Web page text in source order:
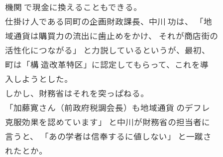
機関 で現金に換えることもできる。
仕掛け人である同町の企画財政課長、中川 功は、 「地
域通貨は購買力の流出に歯止めをかけ、 それが商店街の
活性化につながる」 と力説しているというが、最初、
町は「構 造改革特区」に認定してもらって、これを導
入しようとした。
しかし、財務省はそれを突っぱねる。
「加藤寛さん（前政府税調会長）も地域通貨 のデフレ
克服効果を認めています」 と中川が財務省の担当者に
言うと、 「あの学者は信奉するに値しない」 と一蹴さ
れたとか。